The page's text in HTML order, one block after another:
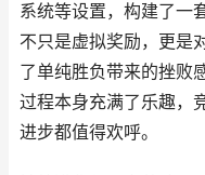
系统等设置，构建了一
不只是虚拟奖励，更是
了单纯胜负带来的挫败
过程本身充满了乐趣，
进步都值得欢呼。